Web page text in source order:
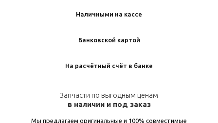
Наличными на кассе
Банковской картой
На расчётный счёт в банке
Запчасти по выгодным ценам
в наличии и под заказ
Мы предлагаем оригинальные и 100% совместимые